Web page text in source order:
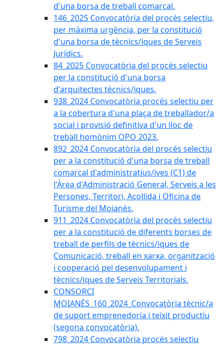
d'una borsa de treball comarcal.
146_2025 Convocatòria del procés selectiu,
per màxima urgència, per la constitució
d'una borsa de tècnics/iques de Serveis
Jurídics.
84_2025 Convocatòria del procés selectiu
per la constitució d'una borsa
d'arquitectes tècnics/iques.
938_2024 Convocatòria procés selectiu per
a la cobertura d'una plaça de treballador/a
social i provisió definitiva d'un lloc de
treball homònim OPO 2023.
892_2024 Convocatòria del procés selectiu
per a la constitució d'una borsa de treball
comarcal d'administratius/ives (C1) de
l'Àrea d'Administració General, Serveis a les
Persones, Territori, Acollida i Oficina de
Turisme del Moianès.
911_2024 Convocatòria del procés selectiu
per a la constitució de diferents borses de
treball de perfils de tècnics/iques de
Comunicació, treball en xarxa, organització
i cooperació pel desenvolupament i
tècnics/iques de Serveis Territorials.
CONSORCI
MOIANÈS_160_2024_Convocatòria tècnic/a
de suport emprenedoria i teixit productiu
(segona convocatòria).
798_2024 Convocatòria procés selectiu